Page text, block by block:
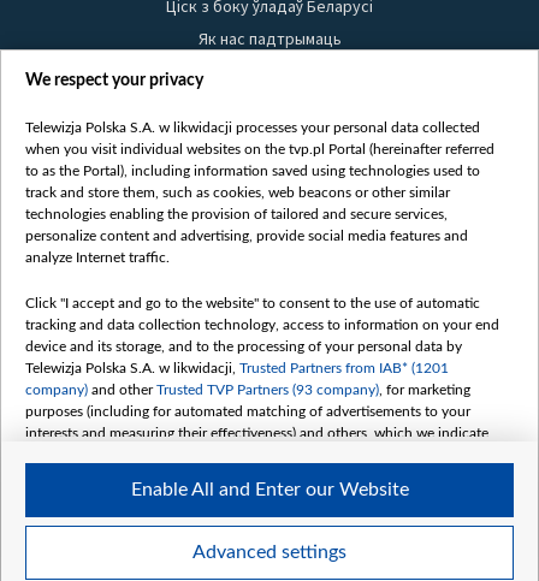
Ціск з боку ўладаў Беларусі
Як нас падтрымаць
Правілы выкарыстання матэрыялаў
Бяспека
Youtube
Белсат news
Белсат Shorts
Жэстачайшы мульт
Belsat English
Biełsat PL
Белсат Now
Белсат History
Белсат Music
Белсат Doc
We respect your privacy
Telewizja Polska S.A. w likwidacji processes your personal data collected
when you visit individual websites on the tvp.pl Portal (hereinafter referred
to as the Portal), including information saved using technologies used to
track and store them, such as cookies, web beacons or other similar
technologies enabling the provision of tailored and secure services,
personalize content and advertising, provide social media features and
analyze Internet traffic.
Click "I accept and go to the website" to consent to the use of automatic
tracking and data collection technology, access to information on your end
device and its storage, and to the processing of your personal data by
Telewizja Polska S.A. w likwidacji, Trusted Partners from IAB* (1201
company) and otherTrusted TVP Partners (93 company) , for marketing
purposes (including for automated matching of advertisements to your
interests and measuring their effectiveness) and others, which we indicate
The purposes of processing your data by TVP S.A. w likwidacji are as
follows:
Use limited data to select advertising
Advanced settings
Enable All and Enter our Website